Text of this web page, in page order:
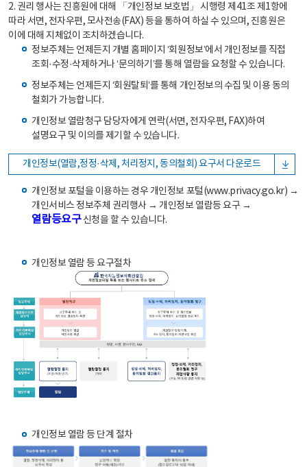
2. 권리 행사는 진흥원에 대해 「개인정보 보호법」 시행령 제41조 제1항에
따라 서면, 전자우편, 모사전송(FAX) 등을 통하여 하실 수 있으며, 진흥원은
이에 대해 지체없이 조치하겠습니다.
정보주체는 언제든지 개별 홈페이지 ‘회원정보’에서 개인정보를 직접
조회·수정·삭제하거나 ‘문의하기’를 통해 열람을 요청할 수 있습니다.
정보주체는 언제든지 ‘회원탈퇴’를 통해 개인정보의 수집 및 이용 동의
철회가 가능합니다.
개인정보 열람청구 담당자에게 연락(서면, 전자우편, FAX)하여
설명요구 및 이의를 제기할 수 있습니다.
개인정보(열람,정정·삭제, 처리정지, 동의철회) 요구서 다운로드
개인정보 포털을 이용하는 경우 개인정보 포털(www.privacy.go.kr) →
개인서비스 정보주체 권리행사 → 개인정보 열람등 요구 →
열람등요구신청을 할 수 있습니다.
개인정보 열람 등 요구절차
개인정보 열람 등 단계 절차